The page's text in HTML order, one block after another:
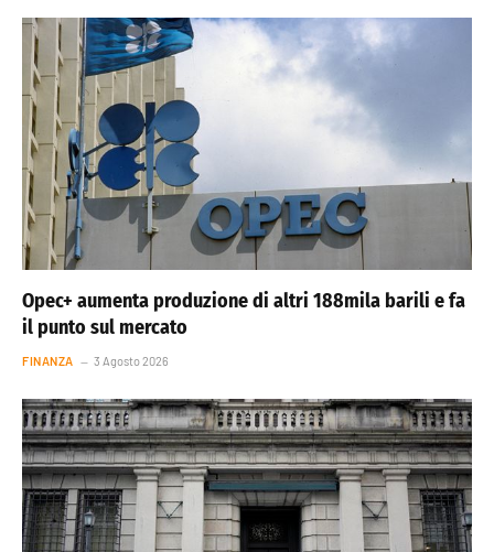
Opec+ aumenta produzione di altri 188mila barili e fa
il punto sul mercato
FINANZA 3 Agosto 2026